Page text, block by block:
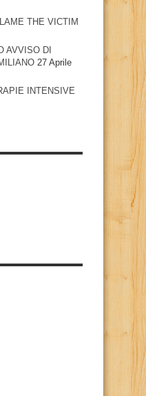
THE VICTIM
AVVISO DI
27 Aprile
INTENSIVE